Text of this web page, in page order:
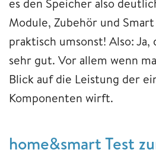
es den Speicher also
Module, Zubehör und
praktisch umsonst! Also:
sehr gut. Vor allem wenn
Blick auf die Leistung der
Komponenten wirft.
home&smart Test